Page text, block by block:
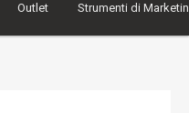
Outlet Strumenti di